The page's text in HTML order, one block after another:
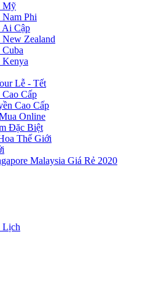
Mỹ
Phi
Cập
Zealand
Lễ - Tết
Cấp
Cao Cấp
Online
Đặc Biệt
Thế Giới
Malaysia Giá Rẻ 2020
Lịch